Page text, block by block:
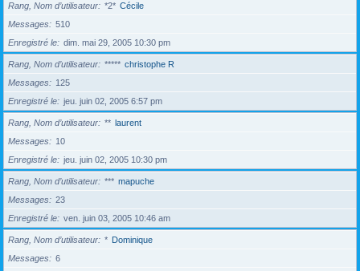
Rang, Nom d’utilisateur *2* Cécile
Messages
510
Enregistré le
dim. mai 29, 2005 10:30 pm
Rang, Nom d’utilisateur ***** christophe R
Messages
125
Enregistré le
jeu. juin 02, 2005 6:57 pm
Rang, Nom d’utilisateur ** laurent
Messages
10
Enregistré le
jeu. juin 02, 2005 10:30 pm
Rang, Nom d’utilisateur *** mapuche
Messages
23
Enregistré le
ven. juin 03, 2005 10:46 am
Rang, Nom d’utilisateur * Dominique
Messages
6